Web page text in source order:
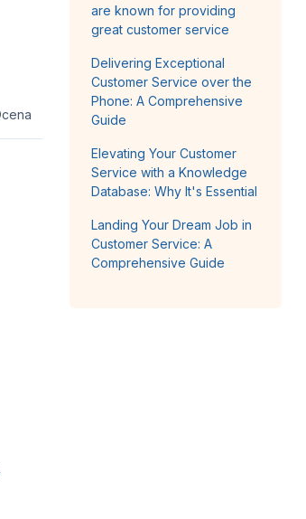
are known for providing
great customer service
Delivering Exceptional
Customer Service over the
Phone: A Comprehensive
Guide
Elevating Your Customer
Service with a Knowledge
Database: Why It's Essential
Landing Your Dream Job in
Customer Service: A
Comprehensive Guide